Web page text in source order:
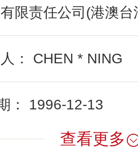
限责任公司(港澳台
： CHEN * NING
： 1996-12-13
查看更多